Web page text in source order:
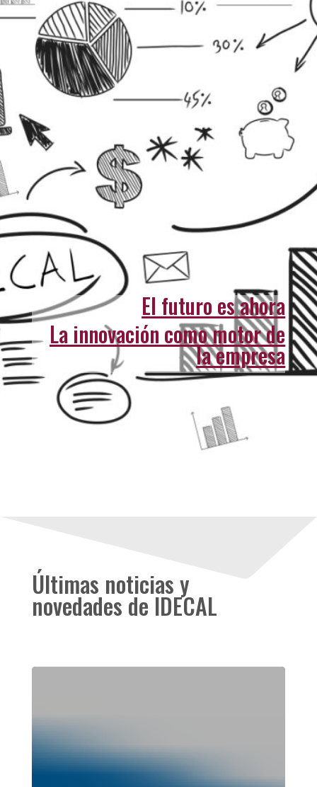
El futuro es ahora
La innovación como motor de
la empresa
Últimas noticias y
novedades de IDECAL